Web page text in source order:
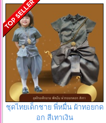
ชุดไทยเด็กชาย พี่หมื่น ผ้าทอยกด
อก สีเทาเงิน